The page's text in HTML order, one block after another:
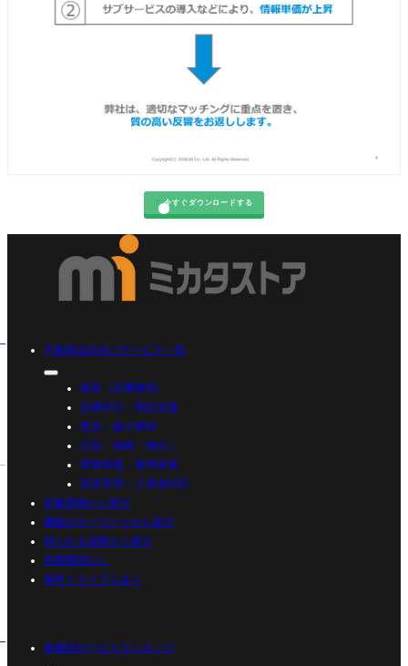
今すぐダウンロードする
不動産会社向けサービス一覧
集客（反響獲得）
反響対応・商談支援
査定・媒介獲得
広告・物確・物出し
業務基盤・運用改善
賃貸管理・入居者対応
対象業種から探す
機能やキーワードから探す
得られる成果から探す
初期費用なし
無料トライアルあり
業種別サービスランキング